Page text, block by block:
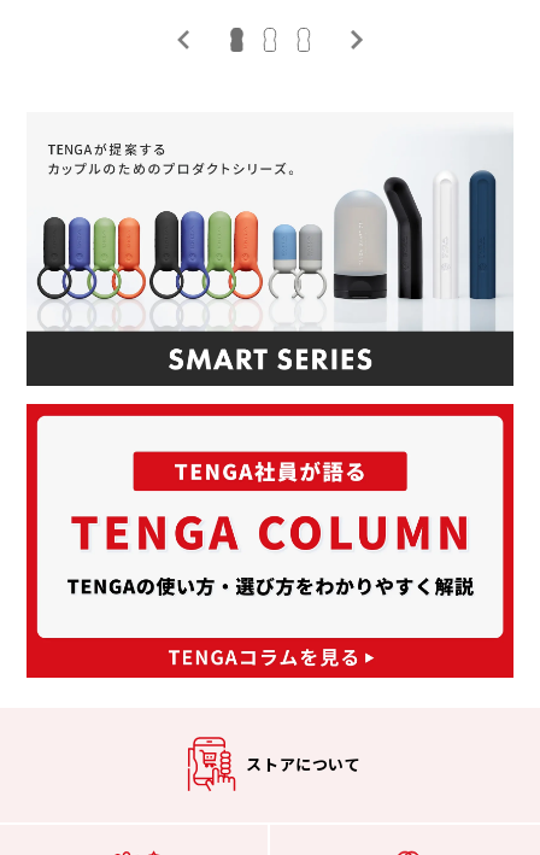
ストアについて